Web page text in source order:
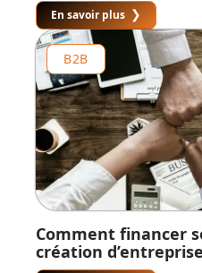
En savoir plus
B2B
Comment financer
création